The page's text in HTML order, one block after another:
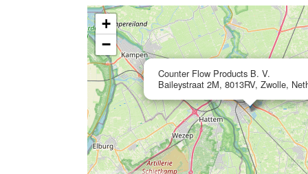
Counter Flow Products B. V.
Baileystraat 2M, 8013RV, Zwolle,
+
−